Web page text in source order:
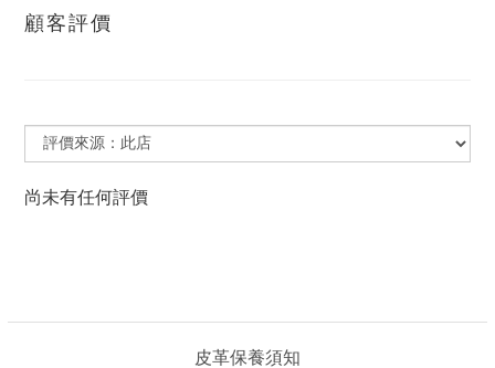
顧客評價
尚未有任何評價
皮革保養須知